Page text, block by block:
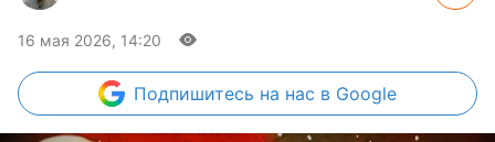
16 мая 2026, 14:20
Подпишитесь на нас в Google